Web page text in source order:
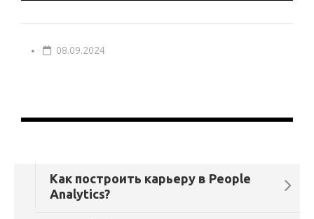
08.09.2024
Как построить карьеру в People
Analytics?